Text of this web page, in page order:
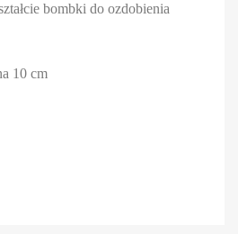
bombki do ozdobienia
10 cm